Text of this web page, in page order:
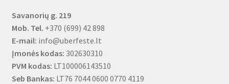
Savanorių g. 219
Mob. Tel. +370 (699) 42 898
E-mail: info@uberfeste.lt
Įmonės kodas: 302630310
PVM kodas: LT100006143510
Seb Bankas: LT76 7044 0600 0770 4119